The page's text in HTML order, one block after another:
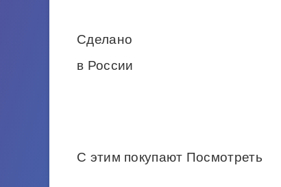
Сделано
в России
С этим покупают Посмотреть